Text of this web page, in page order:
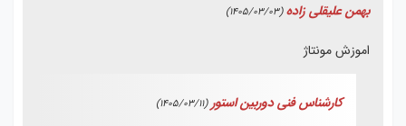
بهمن علیقلی زاده (1405/03/03)
اموزش مونتاژ
کارشناس فنی دوربین استور (1405/03/11)